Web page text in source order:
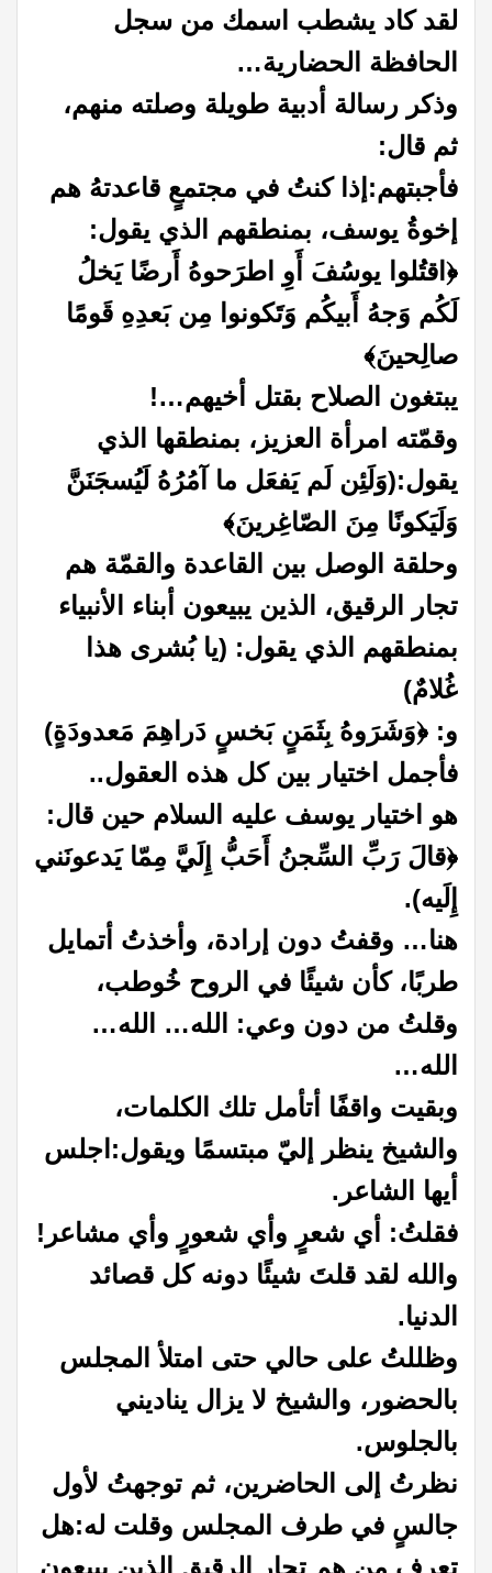
لقد كاد يشطب اسمك من سجل
الحافظة الحضارية…
وذكر رسالة أدبية طويلة وصلته منهم،
ثم قال:
فأجبتهم:إذا كنتُ في مجتمعٍ قاعدتهُ هم
إخوةُ يوسف، بمنطقهم الذي يقول:
﴿اقتُلوا يوسُفَ أَوِ اطرَحوهُ أَرضًا يَخلُ
لَكُم وَجهُ أَبيكُم وَتَكونوا مِن بَعدِهِ قَومًا
صالِحينَ﴾
يبتغون الصلاح بقتل أخيهم…!
وقمّته امرأة العزيز، بمنطقها الذي
يقول:(وَلَئِن لَم يَفعَل ما آمُرُهُ لَيُسجَنَنَّ
وَلَيَكونًا مِنَ الصّاغِرينَ﴾
وحلقة الوصل بين القاعدة والقمّة هم
تجار الرقيق، الذين يبيعون أبناء الأنبياء
بمنطقهم الذي يقول: (يا بُشرى هذا
غُلامٌ)
و: ﴿وَشَرَوهُ بِثَمَنٍ بَخسٍ دَراهِمَ مَعدودَةٍ)
فأجمل اختيار بين كل هذه العقول..
هو اختيار يوسف عليه السلام حين قال:
﴿قالَ رَبِّ السِّجنُ أَحَبُّ إِلَيَّ مِمّا يَدعونَني
إِلَيه).
هنا… وقفتُ دون إرادة، وأخذتُ أتمايل
طربًا، كأن شيئًا في الروح خُوطب،
وقلتُ من دون وعي: الله… الله…
الله…
وبقيت واقفًا أتأمل تلك الكلمات،
والشيخ ينظر إليّ مبتسمًا ويقول: اجلس
أيها الشاعر.
فقلتُ: أي شعرٍ وأي شعورٍ وأي مشاعر!
والله لقد قلتَ شيئًا دونه كل قصائد
الدنيا.
وظللتُ على حالي حتى امتلأ المجلس
بالحضور، والشيخ لا يزال يناديني
بالجلوس.
نظرتُ إلى الحاضرين، ثم توجهتُ لأول
جالسٍ في طرف المجلس وقلت له:هل